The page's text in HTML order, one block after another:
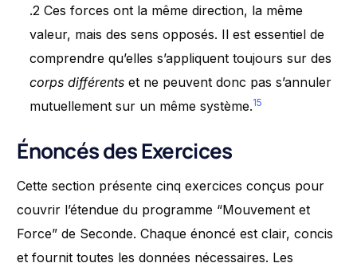
.2 Ces forces ont la même direction, la même
valeur, mais des sens opposés. Il est essentiel de
comprendre qu’elles s’appliquent toujours sur des
corps différents et ne peuvent donc pas s’annuler
mutuellement sur un même système.15
Énoncés des Exercices
Cette section présente cinq exercices conçus pour
couvrir l’étendue du programme “Mouvement et
Force” de Seconde. Chaque énoncé est clair, concis
et fournit toutes les données nécessaires. Les